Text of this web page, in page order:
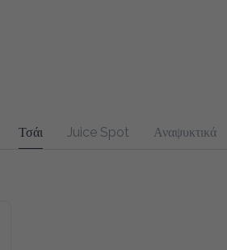
Τσάι Juice Spot Αναψυκτικά